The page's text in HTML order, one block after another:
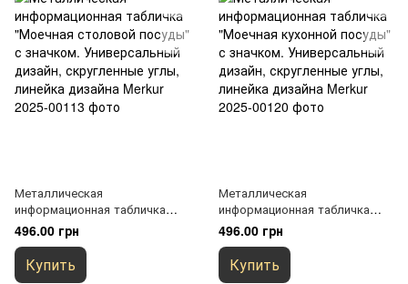
Металлическая
информационная табличка
"Моечная столовой посуды" с
значком. Универсальный
дизайн, скругленные углы,
линейка дизайна Merkur
496.00 грн
Купить
Металлическая
информационная табличка
"Моечная кухонной посуды" с
значком. Универсальный
дизайн, скругленные углы,
линейка дизайна Merkur
496.00 грн
Купить